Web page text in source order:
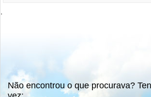
.
Não encontrou o que procurava?